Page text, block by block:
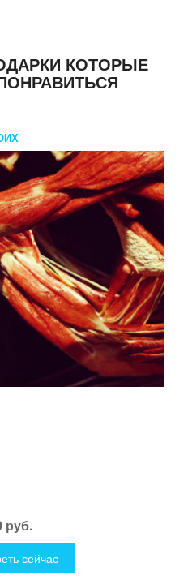
КОТОРЫЕ
руб.
сейчас